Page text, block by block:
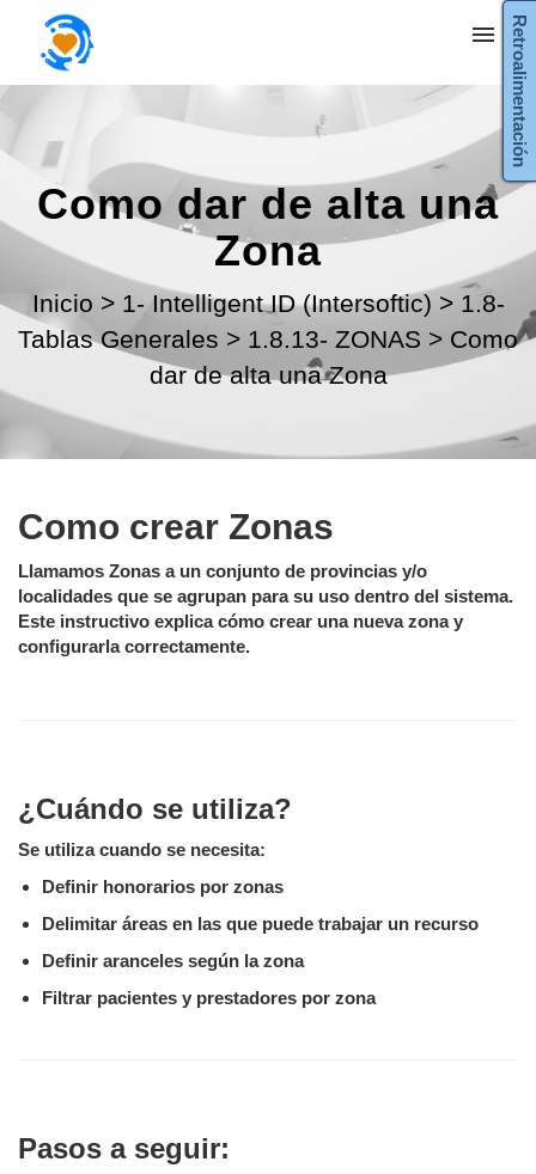
Enviar ticket
Entrada
Como dar de alta una
Zona
Inicio > 1- Intelligent ID (Intersoftic) > 1.8-
Tablas Generales > 1.8.13- ZONAS > Como
dar de alta una Zona
Como crear Zonas
Llamamos Zonas a un conjunto de provincias y/o
localidades que se agrupan para su uso dentro del sistema.
Este instructivo explica cómo crear una nueva zona y
configurarla correctamente.
¿Cuándo se utiliza?
Se utiliza cuando se necesita:
Definir honorarios por zonas
Delimitar áreas en las que puede trabajar un recurso
Definir aranceles según la zona
Filtrar pacientes y prestadores por zona
Pasos a seguir:
Retroalimentación